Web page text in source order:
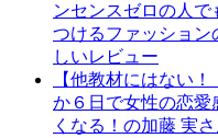
ンセンスゼロの人で
つけるファッション
しいレビュー
【他教材にはない
か６日で女性の恋愛
くなる！の加藤 実